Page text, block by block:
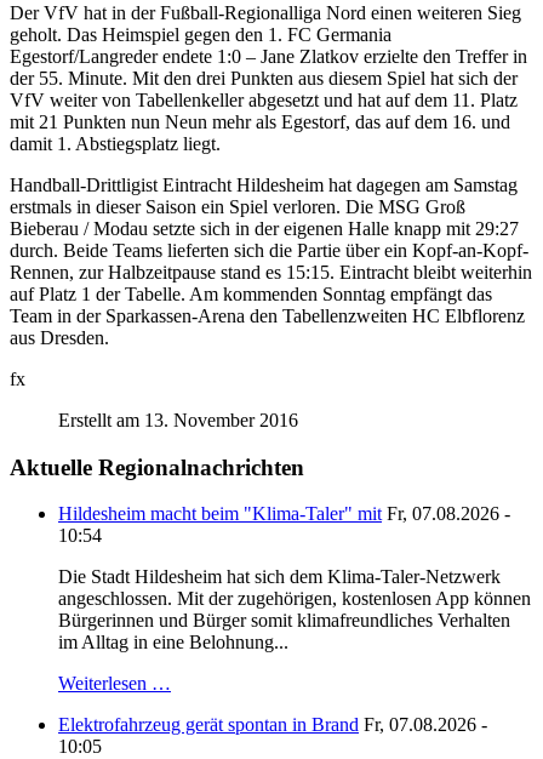
Der VfV hat in der Fußball-Regionalliga Nord einen weiteren Sieg
geholt. Das Heimspiel gegen den 1. FC Germania
Egestorf/Langreder endete 1:0 – Jane Zlatkov erzielte den Treffer in
der 55. Minute. Mit den drei Punkten aus diesem Spiel hat sich der
VfV weiter von Tabellenkeller abgesetzt und hat auf dem 11. Platz
mit 21 Punkten nun Neun mehr als Egestorf, das auf dem 16. und
damit 1. Abstiegsplatz liegt.
Handball-Drittligist Eintracht Hildesheim hat dagegen am Samstag
erstmals in dieser Saison ein Spiel verloren. Die MSG Groß
Bieberau / Modau setzte sich in der eigenen Halle knapp mit 29:27
durch. Beide Teams lieferten sich die Partie über ein Kopf-an-Kopf-
Rennen, zur Halbzeitpause stand es 15:15. Eintracht bleibt weiterhin
auf Platz 1 der Tabelle. Am kommenden Sonntag empfängt das
Team in der Sparkassen-Arena den Tabellenzweiten HC Elbflorenz
aus Dresden.
fx
Erstellt am 13. November 2016
Aktuelle Regionalnachrichten
Hildesheim macht beim "Klima-Taler" mit Fr, 07.08.2026 -
10:54
Die Stadt Hildesheim hat sich dem Klima-Taler-Netzwerk
angeschlossen. Mit der zugehörigen, kostenlosen App können
Bürgerinnen und Bürger somit klimafreundliches Verhalten
im Alltag in eine Belohnung...
Weiterlesen …
Elektrofahrzeug gerät spontan in Brand Fr, 07.08.2026 -
10:05